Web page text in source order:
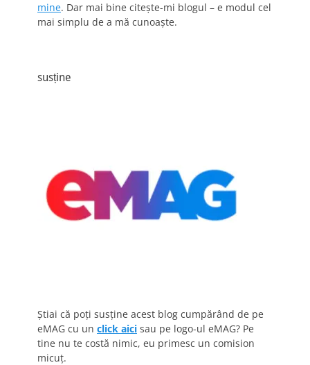
mine. Dar mai bine citește-mi blogul – e modul cel
mai simplu de a mă cunoaște.
susține
Știai că poți susține acest blog cumpărând de pe
eMAG cu un click aici sau pe logo-ul eMAG? Pe
tine nu te costă nimic, eu primesc un comision
micuț.